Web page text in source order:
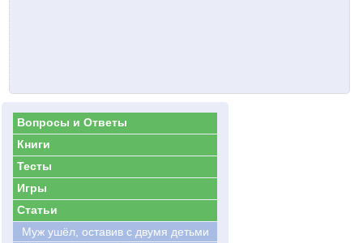
Вопросы и Ответы
Книги
Тесты
Игры
Статьи
Муж ушёл, оставив с двумя детьми